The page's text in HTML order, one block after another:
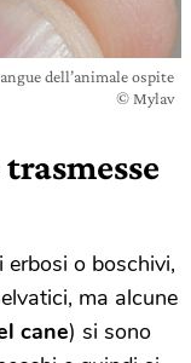
dell’animale ospite
© Mylav
erbosi o boschivi,
ma alcune
cane) si sono